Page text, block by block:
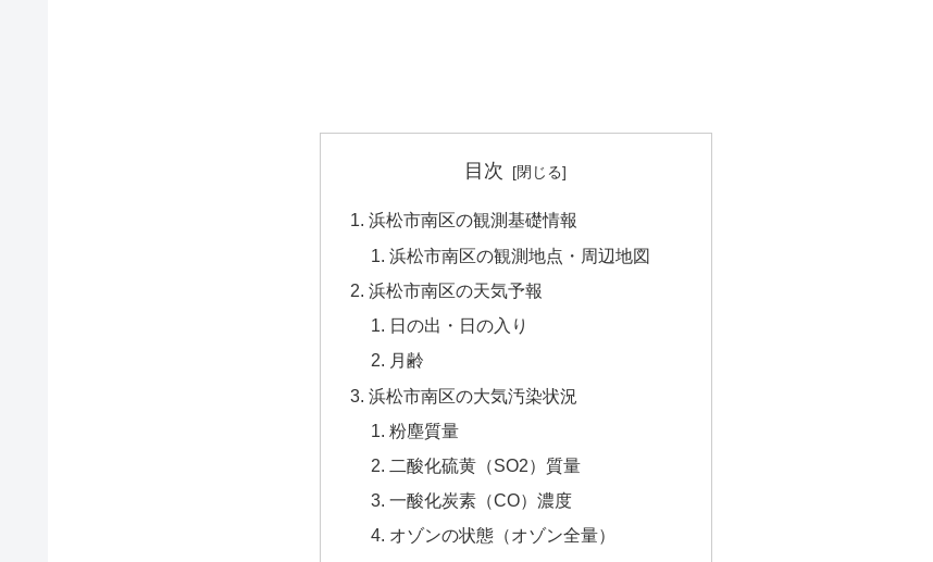
目次
浜松市南区の観測基礎情報
浜松市南区の観測地点・周辺地図
浜松市南区の天気予報
日の出・日の入り
月齢
浜松市南区の大気汚染状況
粉塵質量
二酸化硫黄（SO2）質量
一酸化炭素（CO）濃度
オゾンの状態（オゾン全量）